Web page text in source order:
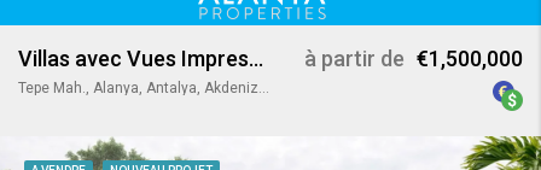
Villas avec Vues Impressionnantes à Tepe / Alanya
Tepe Mah., Alanya, Antalya, Akdeniz Bölgesi, 07400, Türkiye
à partir de €1,500,000